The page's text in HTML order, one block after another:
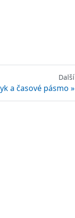
Další
a časové pásmo